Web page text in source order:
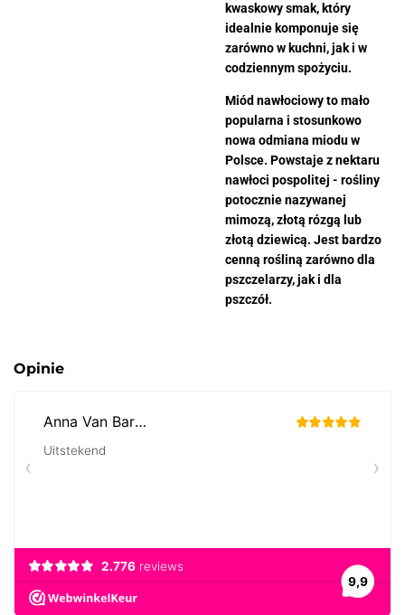
kwaskowy smak, który
idealnie komponuje się
zarówno w kuchni, jak i w
codziennym spożyciu.
Miód nawłociowy to mało
popularna i stosunkowo
nowa odmiana miodu w
Polsce. Powstaje z nektaru
nawłoci pospolitej - rośliny
potocznie nazywanej
mimozą, złotą rózgą lub
złotą dziewicą. Jest bardzo
cenną rośliną zarówno dla
pszczelarzy, jak i dla
pszczół.
Opinie